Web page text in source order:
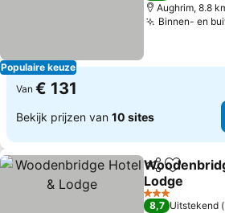
Populaire keuze
Aughrim, 8.8
Binnen- en
Van € 131
Bekijk prijzen van 10 sites
Delen
Lodge
Prijzen
3 Sterren
8,7 Uitstekend